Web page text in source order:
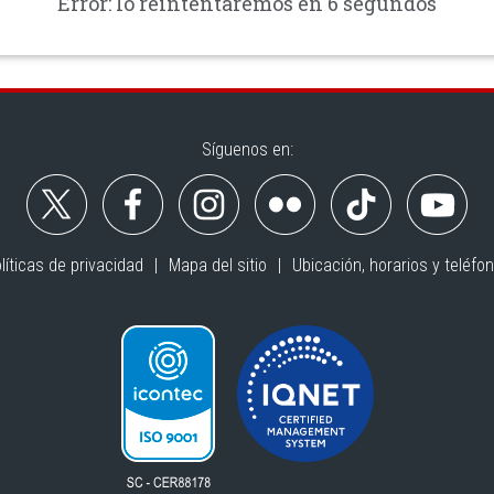
Síguenos en:
de privacidad Mapa del sitio Ubicación, horarios y